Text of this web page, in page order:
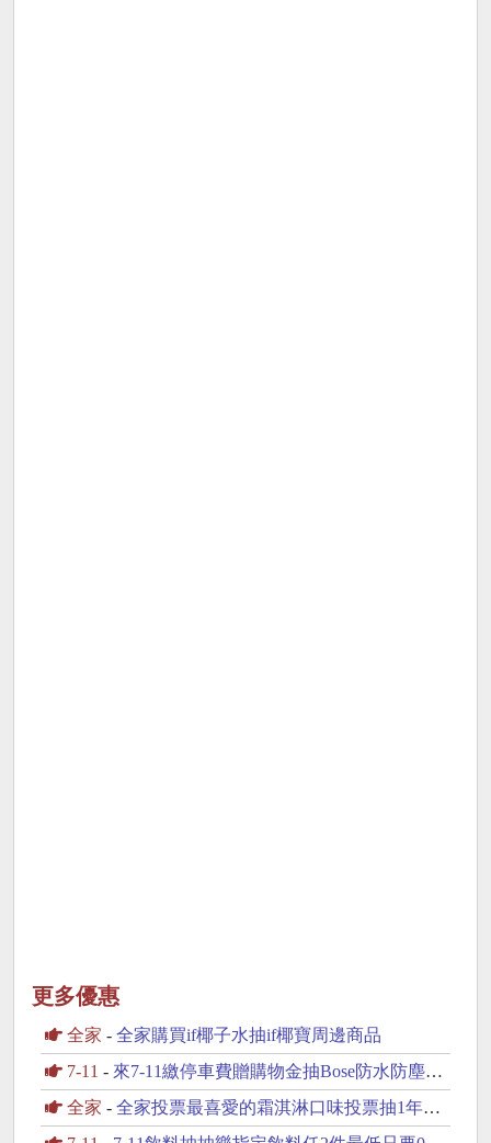
更多優惠
全家 - 全家購買if椰子水抽if椰寶周邊商品
7-11 - 來7-11繳停車費贈購物金抽Bose防水防塵藍芽喇叭
全家 - 全家投票最喜愛的霜淇淋口味投票抽1年份霜淇淋